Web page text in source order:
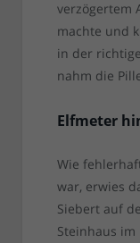
verzögertem
machte und
in der
nahm die
Elfmeter
Wie
war, erwies
Siebert auf
Steinhaus im